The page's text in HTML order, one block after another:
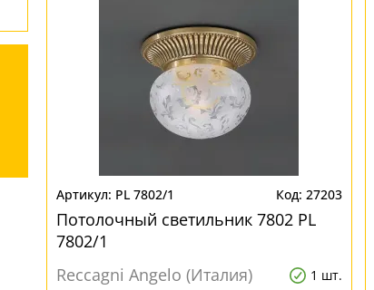
PL 7802/1 27203
Потолочный светильник 7802 PL
7802/1
Reccagni Angelo (Италия)
1 шт.